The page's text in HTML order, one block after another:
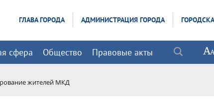
ГЛАВА ГОРОДА АДМИНИСТРАЦИЯ ГОРОДА
сфера Общество Правовые акты
жителей МКД